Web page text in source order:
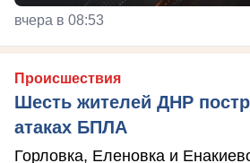
вчера в 08:53
Происшествия
Шесть жителей ДНР
атаках БПЛА
Горловка, Еленовка и